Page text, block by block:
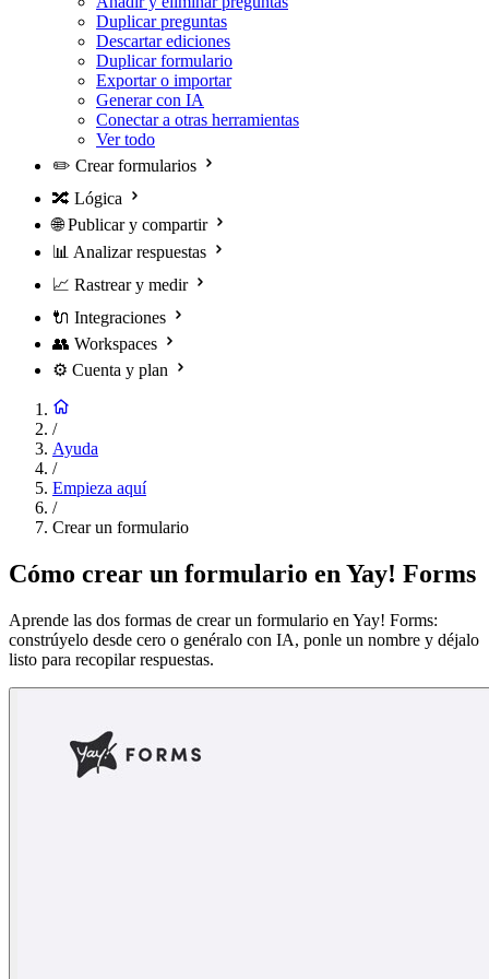
Duplicar preguntas
Descartar ediciones
Duplicar formulario
Exportar o importar
Generar con IA
Conectar a otras herramientas
Ver todo
✏️ Crear formularios
🔀 Lógica
🌐 Publicar y compartir
📊 Analizar respuestas
📈 Rastrear y medir
🔌 Integraciones
👥 Workspaces
⚙️ Cuenta y plan
/
Ayuda
/
Empieza aquí
/
Crear un formulario
Cómo crear un formulario en Yay! Forms
Aprende las dos formas de crear un formulario en Yay! Forms:
constrúyelo desde cero o genéralo con IA, ponle un nombre y déjalo
listo para recopilar respuestas.